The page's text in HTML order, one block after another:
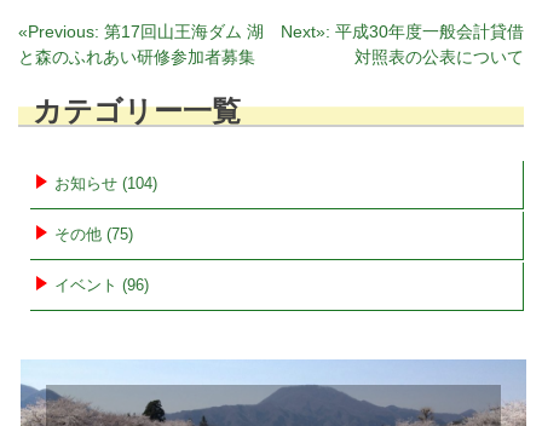
投
稿
ナ
ビ
ー
シ
ョ
ン
«Previous: 第17回山王海ダム 湖
と森のふれあい研修参加者募集
Next»: 平成30年度一般会計貸借
対照表の公表について
カテゴリー一覧
お知らせ (104)
その他 (75)
イベント (96)